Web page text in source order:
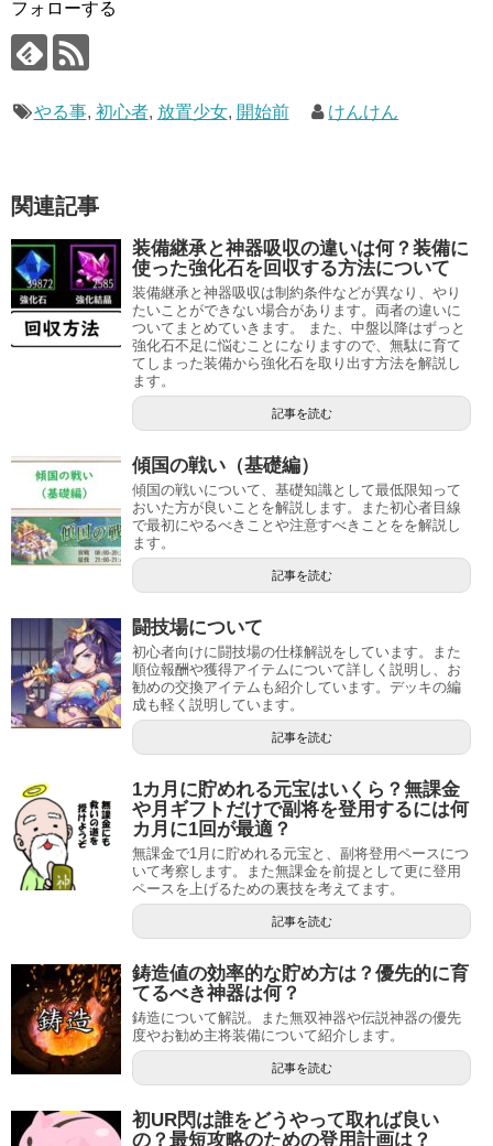
フォローする
やる事, 初心者, 放置少女, 開始前 けんけん
関連記事
装備継承と神器吸収の違いは何？装備に
使った強化石を回収する方法について
装備継承と神器吸収は制約条件などが異なり、やり
たいことができない場合があります。両者の違いに
ついてまとめていきます。 また、中盤以降はずっと
強化石不足に悩むことになりますので、無駄に育て
てしまった装備から強化石を取り出す方法を解説し
ます。
記事を読む
傾国の戦い（基礎編）
傾国の戦いについて、基礎知識として最低限知って
おいた方が良いことを解説します。また初心者目線
で最初にやるべきことや注意すべきことをを解説し
ます。
記事を読む
闘技場について
初心者向けに闘技場の仕様解説をしています。また
順位報酬や獲得アイテムについて詳しく説明し、お
勧めの交換アイテムも紹介しています。デッキの編
成も軽く説明しています。
記事を読む
1カ月に貯めれる元宝はいくら？無課金
や月ギフトだけで副将を登用するには何
カ月に1回が最適？
無課金で1月に貯めれる元宝と、副将登用ペースにつ
いて考察します。また無課金を前提として更に登用
ペースを上げるための裏技を考えてます。
記事を読む
鋳造値の効率的な貯め方は？優先的に育
てるべき神器は何？
鋳造について解説。また無双神器や伝説神器の優先
度やお勧め主将装備について紹介します。
記事を読む
初UR閃は誰をどうやって取れば良い
の？最短攻略のための登用計画は？